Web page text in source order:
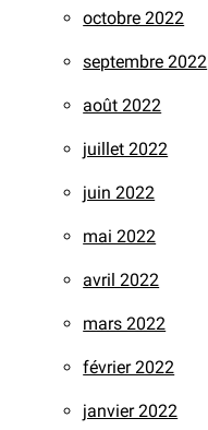
octobre 2022
septembre 2022
août 2022
juillet 2022
juin 2022
mai 2022
avril 2022
mars 2022
février 2022
janvier 2022